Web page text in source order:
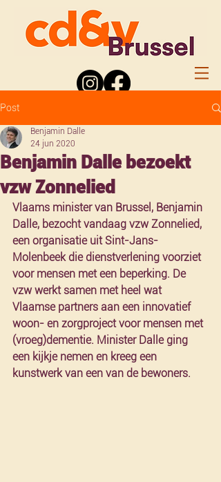
Post
Benjamin Dalle bezoekt
vzw Zonnelied
Benjamin Dalle
24 jun 2020
Vlaams minister van Brussel, Benjamin
Dalle, bezocht vandaag vzw Zonnelied,
een organisatie uit Sint-Jans-
Molenbeek die dienstverlening voorziet
voor mensen met een beperking. De
vzw werkt samen met heel wat
Vlaamse partners aan een innovatief
woon- en zorgproject voor mensen met
(vroeg)dementie. Minister Dalle ging
een kijkje nemen en kreeg een
kunstwerk van een van de bewoners.